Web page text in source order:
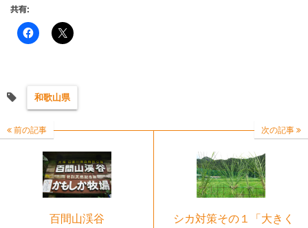
共有:
和歌山県
前の記事
百間山渓谷
次の記事
シカ対策その１「大きく